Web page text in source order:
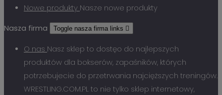
Nowe produkty Nasze nowe produkty
Nasza firma Toggle nasza firma links 
O nas Nasz sklep to dostęo do najlepszych
produktów dla bokserów, zapaśników, których
potrzebujecie do przetrwania najcięższych treningów.
WRESTLING.COM.PL to nie tylko sklep internetowy,